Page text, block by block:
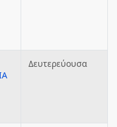
Δευτερεύουσα